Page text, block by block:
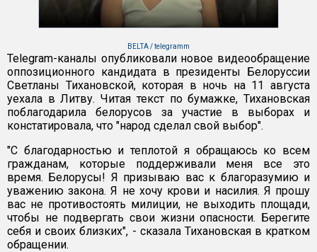
BELTA / telegramm
Telegram-каналы опубликовали новое видеообращение
оппозиционного кандидата в президенты Белоруссии
Светланы Тихановской, которая в ночь на 11 августа
уехала в Литву. Читая текст по бумажке, Тихановская
поблагодарила белорусов за участие в выборах и
констатировала, что "народ сделал свой выбор".
"С благодарностью и теплотой я обращаюсь ко всем
гражданам, которые поддерживали меня все это
время. Белорусы! Я призываю вас к благоразумию и
уважению закона. Я не хочу крови и насилия. Я прошу
вас не противостоять милиции, не выходить площади,
чтобы не подвергать свои жизни опасности. Берегите
себя и своих близких", - сказала Тихановская в кратком
обращении.